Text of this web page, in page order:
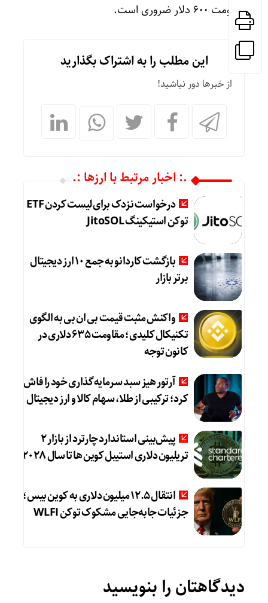
مقاومت ۶۰۰ دلار ضروری است.
این مطلب را به اشتراک بگذارید
از خبرها دور نباشید!
.: اخبار مرتبط با ارزها :.
درخواست نزدک برای لیست کردن ETF
توکن استیکینگ JitoSOL
بازگشت کاردانو به جمع ۱۰ ارز دیجیتال
برتر بازار
واکنش مثبت قیمت بی ان بی به الگوی
تکنیکال کلیدی؛ مقاومت ۶۳۵ دلاری در
کانون توجه
آرتور هیز سبد سرمایه‌گذاری خود را فاش
کرد؛ ترکیبی از طلا، سهام کالا و ارز دیجیتال
پیش‌بینی استاندارد چارترد از بازار ۲
تریلیون دلاری استیبل کوین‌ ها تا سال ۲۰۲۸
انتقال ۱۲.۵ میلیون دلاری به کوین بیس؛
جزئیات جابه‌جایی مشکوک توکن WLFI
دیدگاهتان را بنویسید